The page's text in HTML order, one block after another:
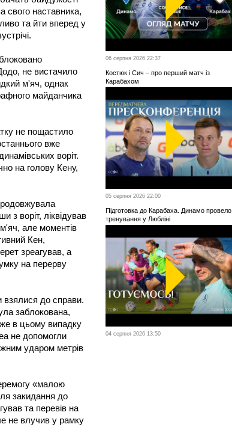
свого наставника,
та йти вперед у
не вистачило
м'яч, однак
майданчика
не пощастило
вже
воріт.
на голову Кену,
з воріт, ліквідував
але моментів
Кен,
зреагував, а
на перерву
взялися до справи.
заблокована,
в цьому випадку
не допомогли
ударом метрів
«малою
закидання до
та перевів на
не влучив у рамку
06 серпня 2026 22:37
Костюк і Сич – про перший матч із
Карабахом
05 серпня 2026 22:00
Підготовка до Карабаха. Динамо провело
тренування у Любліні
04 серпня 2026 13:50